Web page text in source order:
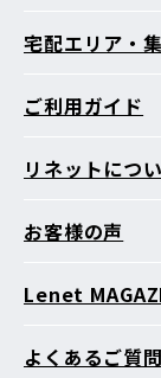
宅配エリア・
ご利用ガイド
リネットにつ
お客様の声
Lenet
よくあるご質問